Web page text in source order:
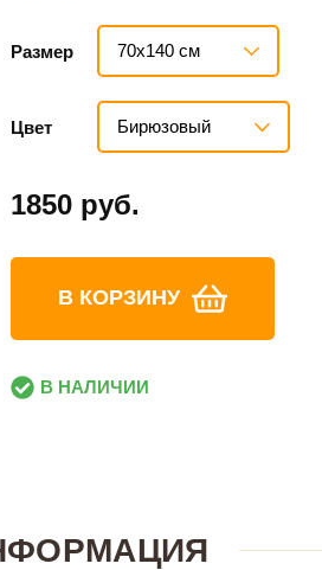
Размер 70х140 см
Цвет Бирюзовый
1850 руб.
В КОРЗИНУ
В НАЛИЧИИ